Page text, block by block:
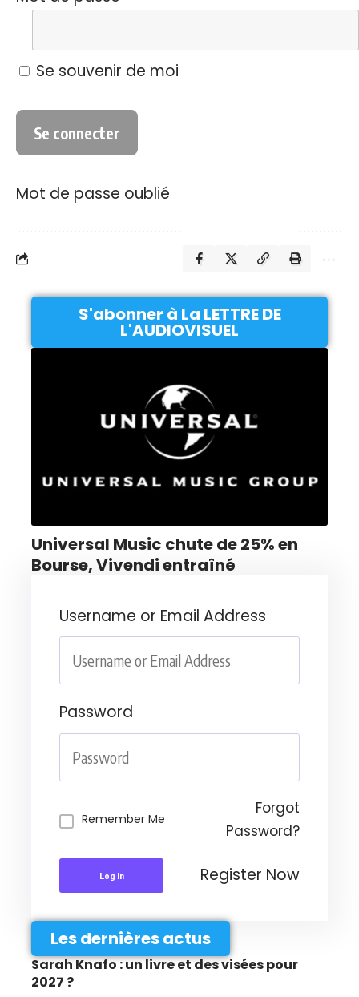
Se souvenir de moi
Mot de passe oublié
S'abonner à La LETTRE DE
L'AUDIOVISUEL
Universal Music chute de 25% en
Bourse, Vivendi entraîné
Username or Email Address
Password
Remember Me
Forgot
Password?
Log In Register Now
Les dernières actus
Sarah Knafo : un livre et des visées pour
2027 ?